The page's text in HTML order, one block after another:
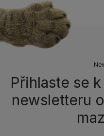
Přihlaste se
newsletteru